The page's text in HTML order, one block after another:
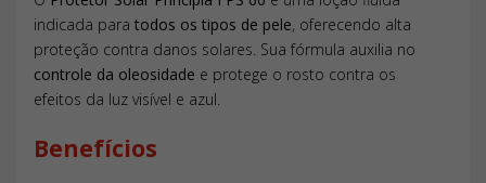
sebácea.
Resultados
O uso regular auxilia na prevenção do fotoenvelhecimento
do dia.
indicada para todos os tipos de pele, oferecendo alta
proteção contra danos solares. Sua fórmula auxilia no
controle da oleosidade e protege o rosto contra os
efeitos da luz visível e azul.
Benefícios